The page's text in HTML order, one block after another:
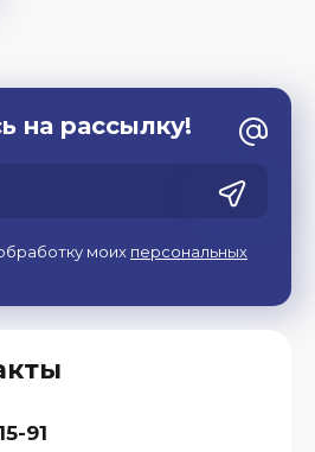
91
на рассылку!
моих персональных